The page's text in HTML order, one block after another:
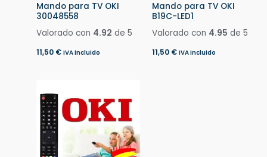
Mando para TV OKI
30048558
Valorado con 4.92 de 5
11,50 € IVA incluido
Mando para TV OKI
B19C-LED1
Valorado con 4.95 de 5
11,50 € IVA incluido